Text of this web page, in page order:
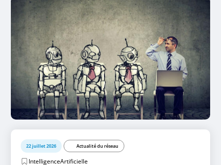
22 juillet 2026 Actualité du réseau
IntelligenceArtificielle